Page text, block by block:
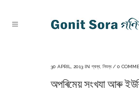
30 APRIL, 2013 IN গ্ৰন্থ নিবন্ধ/ 0
অপৰিমেয় সংখ্যা আৰু